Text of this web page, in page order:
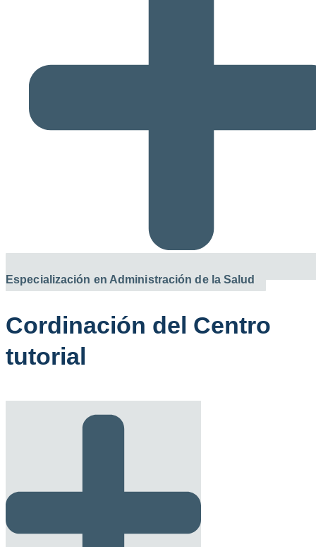
Especialización en Administración de la Salud
Cordinación del Centro
tutorial